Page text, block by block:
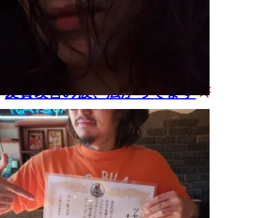
髪質改善の波、広がってます
2018.12.08笹沼 涼平